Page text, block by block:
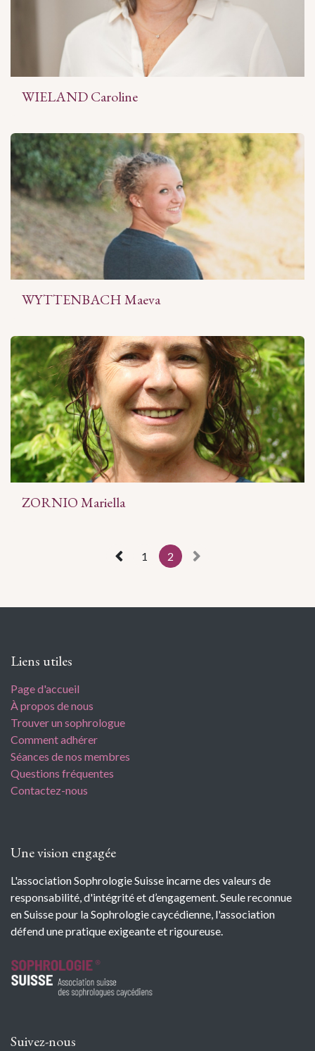
WIELAND Caroline
WYTTENBACH Maeva
ZORNIO Mariella
1 2
Liens utiles
Page d'accueil
À propos de nous
Trouver un sophrologue
Comment adhérer
Séances de nos membres
Questions fréquentes
Contactez-nous
Une vision engagée
L'association Sophrologie Suisse incarne des valeurs de
responsabilité, d'intégrité et d’engagement. Seule reconnue
en Suisse pour la Sophrologie caycédienne, l'association
défend une pratique exigeante et rigoureuse.
Suivez-nous